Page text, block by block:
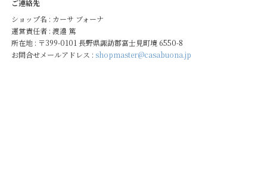
ご連絡先
ショップ名 : カーサ ブォーナ
運営責任者 : 渡邉 篤
所在地 : 〒399-0101 長野県諏訪郡富士見町境 6550-8
お問合せメールアドレス : shopmaster@casabuona.jp